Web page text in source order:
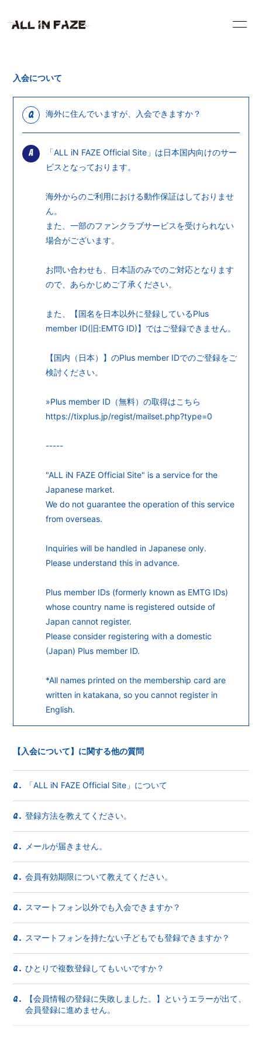
VIDEO SCHEDULE
PROFILE DISCOGRAPHY
BLOG
CONTACT
入会について
Q 海外に住んでいますが、入会できますか？
A
「ALL iN FAZE Official Site」は日本国内向けのサー
ビスとなっております。
海外からのご利用における動作保証はしておりませ
ん。
また、一部のファンクラブサービスを受けられない
場合がございます。
お問い合わせも、日本語のみでのご対応となります
ので、あらかじめご了承ください。
また、【国名を日本以外に登録しているPlus
member ID(旧:EMTG ID)】ではご登録できません。
【国内（日本）】のPlus member IDでのご登録をご
検討ください。
»Plus member ID（無料）の取得はこちら
https://tixplus.jp/regist/mailset.php?type=0
-----
"ALL iN FAZE Official Site" is a service for the
Japanese market.
We do not guarantee the operation of this service
from overseas.
Inquiries will be handled in Japanese only.
Please understand this in advance.
Plus member IDs (formerly known as EMTG IDs)
whose country name is registered outside of
Japan cannot register.
Please consider registering with a domestic
(Japan) Plus member ID.
*All names printed on the membership card are
written in katakana, so you cannot register in
English.
【入会について】に関する他の質問
Q. 「ALL iN FAZE Official Site」について
Q. 登録方法を教えてください。
Q. メールが届きません。
Q. 会員有効期限について教えてください。
Q. スマートフォン以外でも入会できますか？
Q. スマートフォンを持たない子どもでも登録できますか？
Q. ひとりで複数登録してもいいですか？
Q.
【会員情報の登録に失敗しました。】というエラーが出て、
会員登録に進めません。